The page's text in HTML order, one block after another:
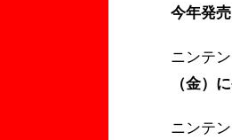
今年発
ニンテ
（金）
ニンテ